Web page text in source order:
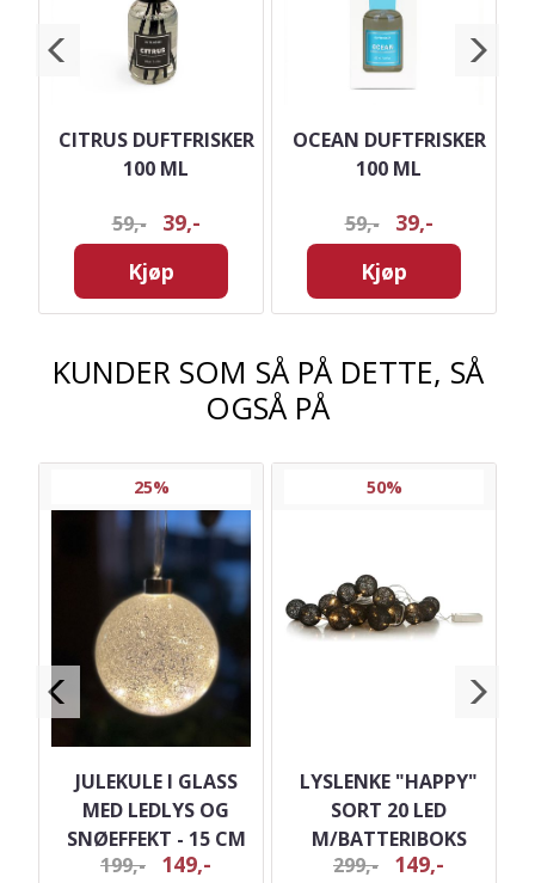
CITRUS DUFTFRISKER
100 ML
59,-
39,-
Kjøp
OCEAN DUFTFRISKER
100 ML
59,-
39,-
Kjøp
KUNDER SOM SÅ PÅ DETTE, SÅ
OGSÅ PÅ
25%
JULEKULE I GLASS
MED LEDLYS OG
SNØEFFEKT - 15 CM
DIAMETER
199,-
149,-
50%
LYSLENKE "HAPPY"
SORT 20 LED
M/BATTERIBOKS
299,-
149,-